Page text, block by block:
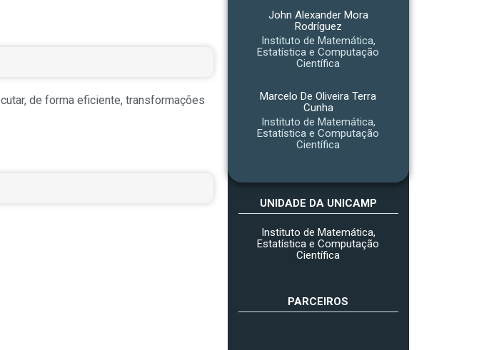
de forma eficiente, transformações
John Alexander Mora
Rodríguez
Instituto de Matemática,
Estatística e Computação
Científica
Marcelo De Oliveira Terra
Cunha
Instituto de Matemática,
Estatística e Computação
Científica
UNIDADE DA UNICAMP
Instituto de Matemática,
Estatística e Computação
Científica
PARCEIROS